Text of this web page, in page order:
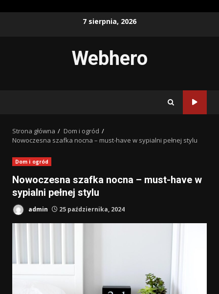
7 sierpnia, 2026
Webhero
Strona główna
Dom i ogród
Nowoczesna szafka nocna – must-have w sypialni pełnej stylu
Dom i ogród
Nowoczesna szafka nocna – must-have w
sypialni pełnej stylu
admin 25 października, 2024